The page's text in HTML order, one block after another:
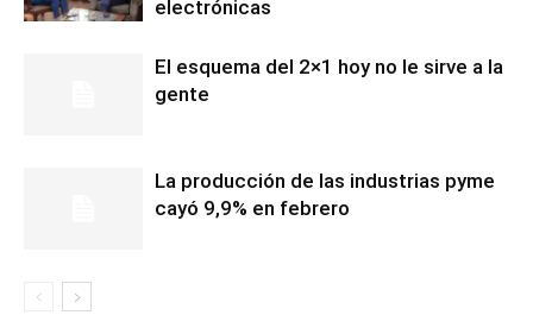
electrónicas
El esquema del 2×1 hoy no le sirve a la
gente
La producción de las industrias pyme
cayó 9,9% en febrero